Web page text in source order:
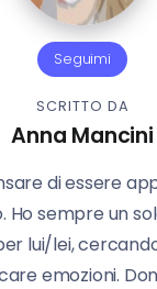
Seguimi
SCRITTO DA
Anna Mancini
di essere
Ho sempre un
lui/lei,
emozioni.